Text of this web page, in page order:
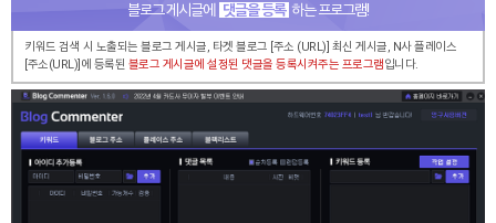
블로그 게시글에 댓글을 등록 하는 프로그램!
키워드 검색 시 노출되는 블로그 게시글, 타겟 블로그 [주소 (URL)] 최신 게시글, N사 플레이스
[주소(URL)]에 등록된 블로그 게시글에 설정된 댓글을 등록시켜주는 프로그램입니다.